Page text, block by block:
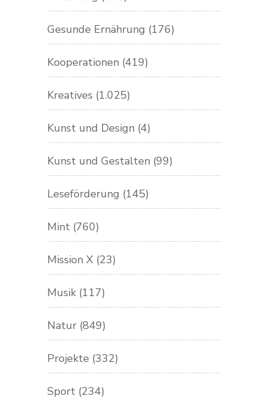
Gesunde Ernährung (176)
Kooperationen (419)
Kreatives (1.025)
Kunst und Design (4)
Kunst und Gestalten (99)
Leseförderung (145)
Mint (760)
Mission X (23)
Musik (117)
Natur (849)
Projekte (332)
Sport (234)